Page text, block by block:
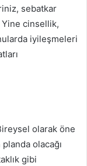
sebatkar
cinsellik,
iyileşmeleri
olarak öne
olacağı
gibi